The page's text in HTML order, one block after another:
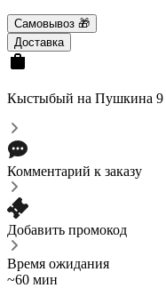
Самовывоз 🎁
Доставка
Кыстыбый на Пушкина 9
Комментарий к заказу
Добавить промокод
Время ожидания
~60 мин